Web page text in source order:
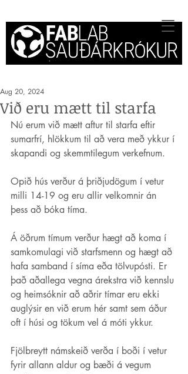
Við eru mætt til starfa
Aug 20, 2024
Nú erum við mætt aftur til starfa eftir
sumarfrí, hlökkum til að vera með ykkur í
skapandi og skemmtilegum verkefnum.
Opið hús verður á þriðjudögum í vetur
milli 14-19 og eru allir velkomnir án
þess að bóka tíma.
Á öðrum tímum verður hægt að koma í
samkomulagi við starfsmenn og hægt að
hafa samband í síma eða tölvupósti. Er
það aðallega vegna árekstra við kennslu
og heimsóknir að aðrir tímar eru ekki
auglýsir en við erum hér samt sem áður
oft í húsi og tökum vel á móti ykkur.
Fjölbreytt námskeið verða í boði í vetur
fyrir allann aldur og bæði á vegum